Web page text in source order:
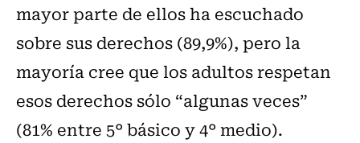
mayor parte de ellos ha escuchado
sobre sus derechos (89,9%), pero la
mayoría cree que los adultos respetan
esos derechos sólo “algunas veces”
(81% entre 5° básico y 4° medio).